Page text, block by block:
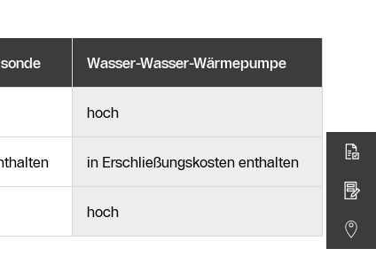
Wasser-Wasser-Wärmepumpe
hoch
in Erschließungskosten enthalten
hoch